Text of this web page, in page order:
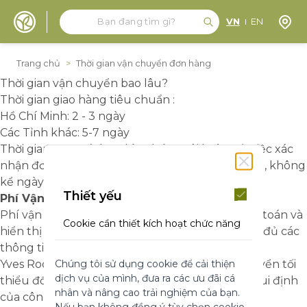
Tìm kiếm
Tìm kiếm
VN EN Định
Trang chủ > Thời gian vận chuyển đơn hàng
Thời gian vận chuyển bao lâu?
Thời gian giao hàng tiêu chuẩn :
Hồ Chí Minh: 2 - 3 ngày
Các Tỉnh khác: 5-7 ngày
Thời gian được tính từ lúc chúng tôi hoàn tất việc xác
nhận đơn hàng với bạn đến khi nhận được hàng, không
kể ngày lễ hay thứ 7 và chủ nhật.
Phí Vận Chuyển
Phí vận chuyển sẽ được hệ thống tự động tính toán và
hiển thị trên đơn hàng sau khi bạn đã nhập đầy đủ các
thông tin cần thiết.
Yves Rocher cung cấp cho bạn chi phí Vận Chuyển tối
thiểu đối với từng đơn đặt hàng của bạn theo qui định
của công ty chuyển phát.
Thiết yếu
Cookie cần thiết kích hoạt chức năng
thể hoạt động bình thường. Chúng
giúp làm cho một trang web có thể sử
dụng được bằng cách kích hoạt chức
Chúng tôi sử dụng cookie để cải thiện
dịch vụ của mình, đưa ra các ưu đãi cá
nhân và nâng cao trải nghiệm của bạn.